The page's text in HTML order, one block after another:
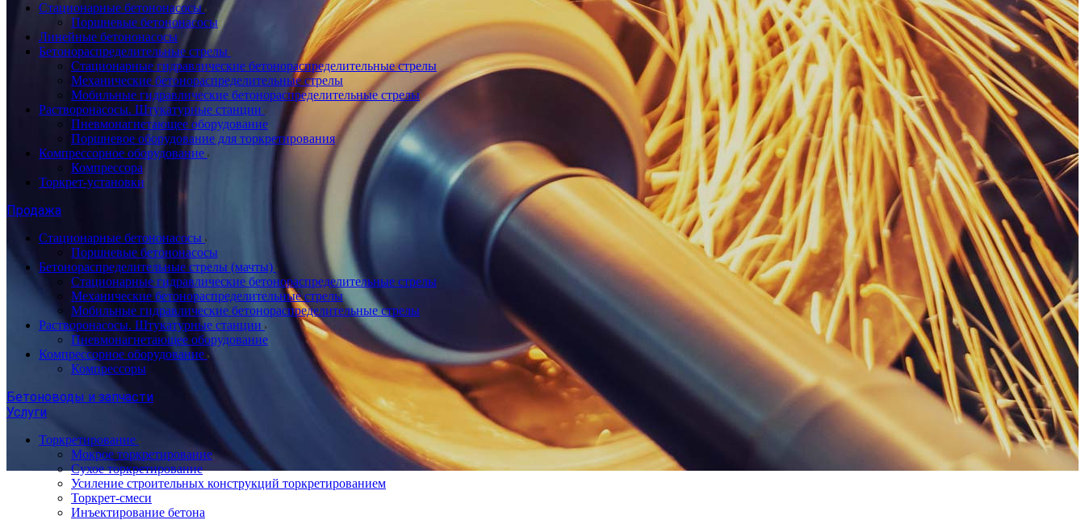
Стационарные бетононасосы
Поршневые бетононасосы
Линейные бетононасосы
Бетонораспределительные стрелы
Стационарные гидравлические бетонораспределительные стрелы
Механические бетонораспределительные стрелы
Мобильные гидравлические бетонораспределительные стрелы
Растворонасосы. Штукатурные станции
Пневмонагнетающее оборудование
Поршневое оборудование для торкретирования
Компрессорное оборудование
Компрессора
Торкрет-установки
Продажа
Стационарные бетононасосы
Поршневые бетононасосы
Бетонораспределительные стрелы (мачты)
Стационарные гидравлические бетонораспределительные стрелы
Механические бетонораспределительные стрелы
Мобильные гидравлические бетонораспределительные стрелы
Растворонасосы. Штукатурные станции
Пневмонагнетающее оборудование
Компрессорное оборудование
Компрессоры
Бетоноводы и запчасти
Услуги
Торкретирование
Мокрое торкретирование
Сухое торкретирование
Усиление строительных конструкций торкретированием
Торкрет-смеси
Инъектирование бетона